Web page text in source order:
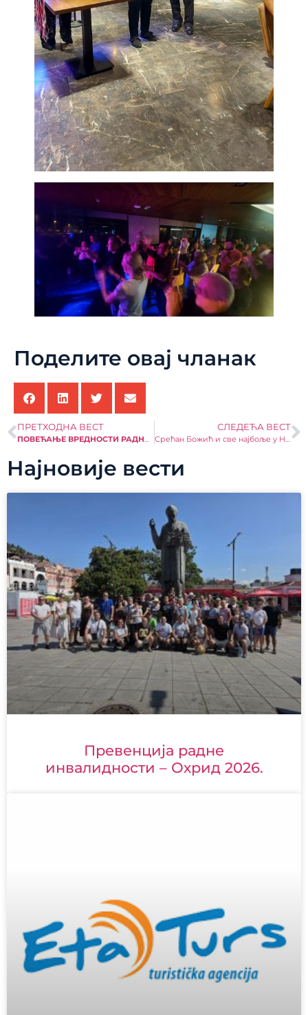
Поделите овај чланак
ПРЕТХОДНА ВЕСТ
ПОВЕЋАЊЕ ВРЕДНОСТИ РАДНОГ ЧАСА
СЛЕДЕЋА ВЕСТ
Срећан Божић и све најбоље у Новој години!
Најновије вести
Превенција радне
инвалидности – Охрид 2026.